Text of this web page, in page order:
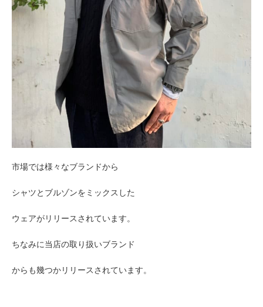
市場では様々なブランドから
シャツと ブルゾンをミックスした
ウェアがリリースされています。
ちなみに当店の取り扱いブランド
からも幾つかリリースされています。